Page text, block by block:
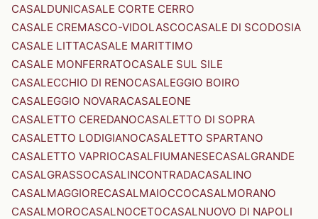
CASALDUNICASALE CORTE CERRO
CASALE CREMASCO-VIDOLASCOCASALE DI SCODOSIA
CASALE LITTACASALE MARITTIMO
CASALE MONFERRATOCASALE SUL SILE
CASALECCHIO DI RENOCASALEGGIO BOIRO
CASALEGGIO NOVARACASALEONE
CASALETTO CEREDANOCASALETTO DI SOPRA
CASALETTO LODIGIANOCASALETTO SPARTANO
CASALETTO VAPRIOCASALFIUMANESECASALGRANDE
CASALGRASSOCASALINCONTRADACASALINO
CASALMAGGIORECASALMAIOCCOCASALMORANO
CASALMOROCASALNOCETOCASALNUOVO DI NAPOLI